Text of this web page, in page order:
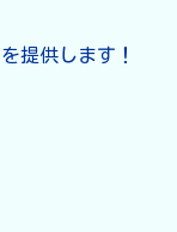
提供します！